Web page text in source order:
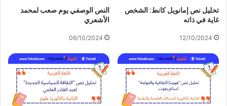
تحليل نص إمانويل كانط: الشخص
غاية في ذاته
12/10/2024
النص الوصفي يوم صعب لمحمد
الأشعري
06/10/2024